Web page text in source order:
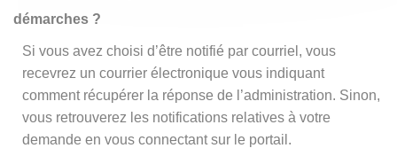
démarches ?
Si vous avez choisi d’être notifié par courriel, vous
recevrez un courrier électronique vous indiquant
comment récupérer la réponse de l’administration. Sinon,
vous retrouverez les notifications relatives à votre
demande en vous connectant sur le portail.